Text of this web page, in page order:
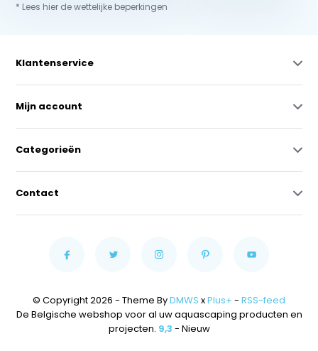
* Lees hier de wettelijke beperkingen
Klantenservice
Mijn account
Categorieën
Contact
© Copyright 2026 - Theme ByDMWS xPlus+ - RSS-feed
De Belgische webshop voor al uw aquascaping producten en
projecten. 9,3 - Nieuw